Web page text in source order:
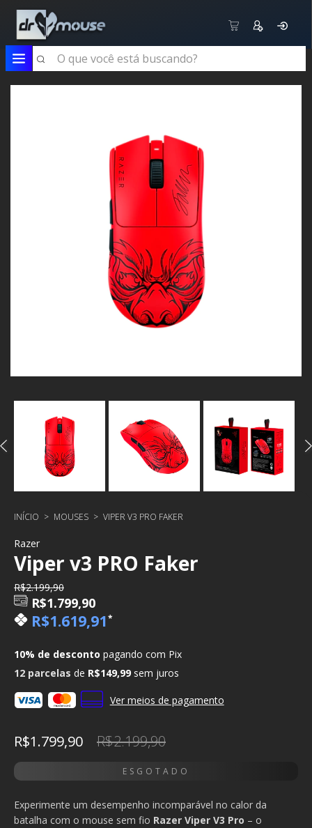
INÍCIO > MOUSES > VIPER V3 PRO FAKER
Razer
Viper v3 PRO Faker
R$2.199,90
R$1.799,90
R$1.619,91*
10% de desconto pagando com Pix
12 parcelas de R$149,99 sem juros
Ver meios de pagamento
R$1.799,90 R$2.199,90
Experimente um desempenho incomparável no calor da
batalha com o mouse sem fio Razer Viper V3 Pro – o